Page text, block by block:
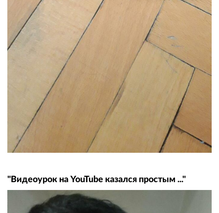
"Видеоурок на YouTube казался простым ..."